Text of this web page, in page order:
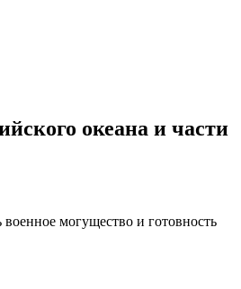
океана и части
могущество и готовность